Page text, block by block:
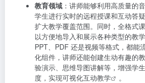
教育领域 ：讲师能够利用高质量的
学生进行实时的远程授课和互动答
扩大教学覆盖范围。同时，全格式
以方便地导入和展示各种类型的教
PPT、PDF 还是视频等格式，都能
化组件，讲师还能创建生动有趣的
验演示、思维导图讲解等，增强学
度，实现可视化互动教学
。